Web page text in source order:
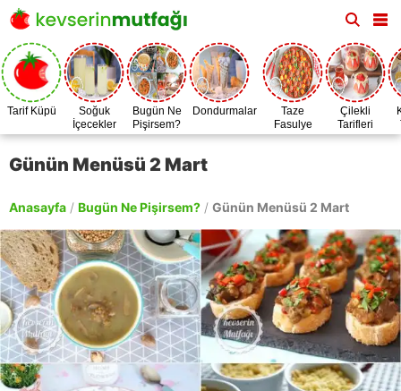
Tarif Küpü
Soğuk
İçecekler
Bugün Ne
Pişirsem?
Dondurmalar
Taze
Fasulye
Zamanı
Çilekli
Tarifleri
Günün Menüsü 2 Mart
Anasayfa / Bugün Ne Pişirsem? / Günün Menüsü 2 Mart